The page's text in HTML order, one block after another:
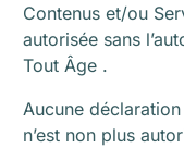
Contenus et/ou
autorisée sans
Tout Âge .
Aucune
n’est non plus